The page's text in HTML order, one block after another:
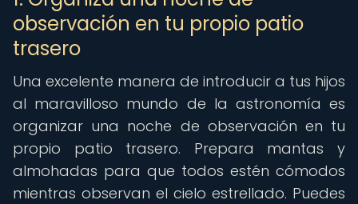
observación en tu propio patio
trasero
Una excelente manera de introducir a tus hijos
al maravilloso mundo de la astronomía es
organizar una noche de observación en tu
propio patio trasero. Prepara mantas y
almohadas para que todos estén cómodos
mientras observan el cielo estrellado. Puedes